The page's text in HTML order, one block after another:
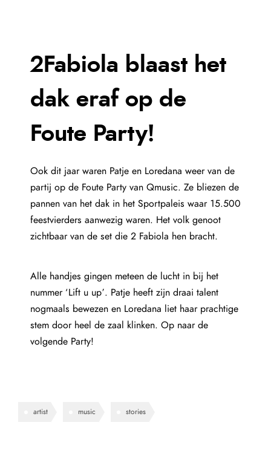
2Fabiola blaast het
dak eraf op de
Foute Party!
Ook dit jaar waren Patje en Loredana weer van de
partij op de Foute Party van Qmusic. Ze bliezen de
pannen van het dak in het Sportpaleis waar 15.500
feestvierders aanwezig waren. Het volk genoot
zichtbaar van de set die 2 Fabiola hen bracht.
Alle handjes gingen meteen de lucht in bij het
nummer ‘Lift u up’. Patje heeft zijn draai talent
nogmaals bewezen en Loredana liet haar prachtige
stem door heel de zaal klinken. Op naar de
volgende Party!
artist music stories